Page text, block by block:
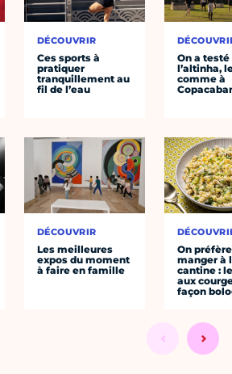
DÉCOUVRIR
Ces sports à
pratiquer
tranquillement au
fil de l’eau
DÉCOUVRIR
Les meilleures
expos du moment
à faire en famille
On a testé
l’altinha,
comme à
On préfère
manger à
cantine :
aux
façon